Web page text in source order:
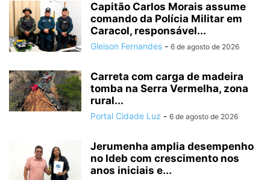
Capitão Carlos Morais assume
comando da Polícia Militar em
Caracol, responsável...
Gleison Fernandes - 6 de agosto de 2026
Carreta com carga de madeira
tomba na Serra Vermelha, zona
rural...
Portal Cidade Luz - 6 de agosto de 2026
Jerumenha amplia desempenho
no Ideb com crescimento nos
anos iniciais e...